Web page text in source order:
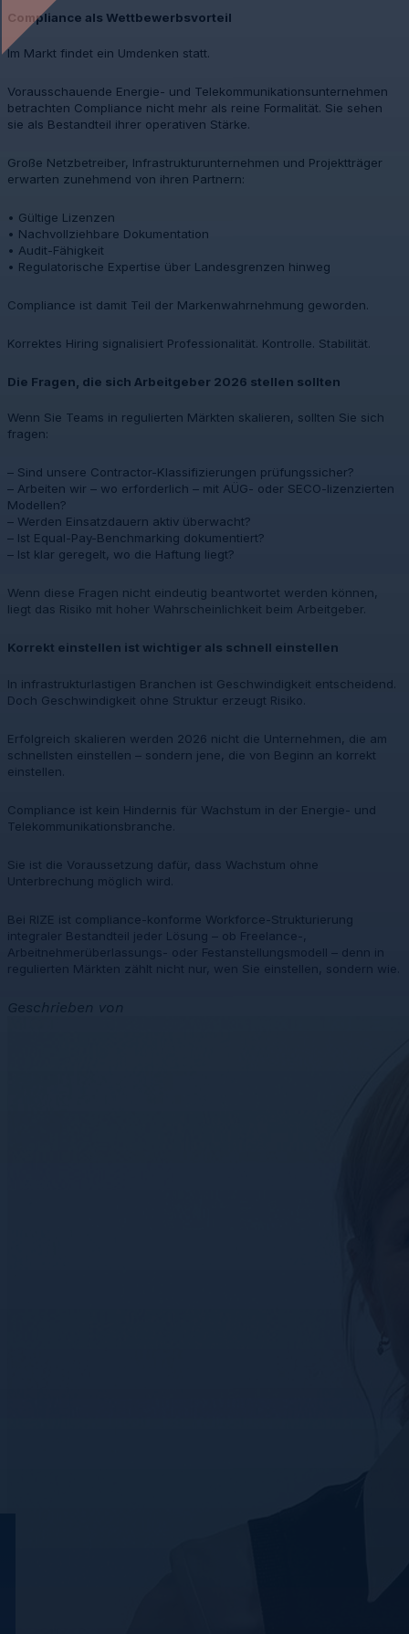
Compliance als Wettbewerbsvorteil
Im Markt findet ein Umdenken statt.
Vorausschauende Energie- und Telekommunikationsunternehmen
betrachten Compliance nicht mehr als reine Formalität. Sie sehen
sie als Bestandteil ihrer operativen Stärke.
Große Netzbetreiber, Infrastrukturunternehmen und Projektträger
erwarten zunehmend von ihren Partnern:
• Gültige Lizenzen
• Nachvollziehbare Dokumentation
• Audit-Fähigkeit
• Regulatorische Expertise über Landesgrenzen hinweg
Compliance ist damit Teil der Markenwahrnehmung geworden.
Korrektes Hiring signalisiert Professionalität. Kontrolle. Stabilität.
Die Fragen, die sich Arbeitgeber 2026 stellen sollten
Wenn Sie Teams in regulierten Märkten skalieren, sollten Sie sich
fragen:
– Sind unsere Contractor-Klassifizierungen prüfungssicher?
– Arbeiten wir – wo erforderlich – mit AÜG- oder SECO-lizenzierten
Modellen?
– Werden Einsatzdauern aktiv überwacht?
– Ist Equal-Pay-Benchmarking dokumentiert?
– Ist klar geregelt, wo die Haftung liegt?
Wenn diese Fragen nicht eindeutig beantwortet werden können,
liegt das Risiko mit hoher Wahrscheinlichkeit beim Arbeitgeber.
Korrekt einstellen ist wichtiger als schnell einstellen
In infrastrukturlastigen Branchen ist Geschwindigkeit entscheidend.
Doch Geschwindigkeit ohne Struktur erzeugt Risiko.
Erfolgreich skalieren werden 2026 nicht die Unternehmen, die am
schnellsten einstellen – sondern jene, die von Beginn an korrekt
einstellen.
Compliance ist kein Hindernis für Wachstum in der Energie- und
Telekommunikationsbranche.
Sie ist die Voraussetzung dafür, dass Wachstum ohne
Unterbrechung möglich wird.
Bei RIZE ist compliance-konforme Workforce-Strukturierung
integraler Bestandteil jeder Lösung – ob Freelance-,
Arbeitnehmerüberlassungs- oder Festanstellungsmodell – denn in
regulierten Märkten zählt nicht nur, wen Sie einstellen, sondern wie.
Geschrieben von